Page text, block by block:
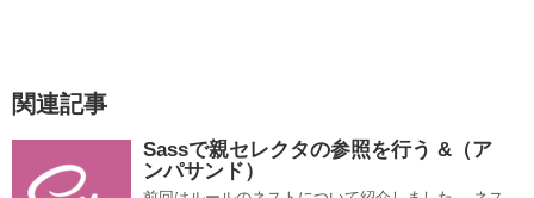
関連記事
Sassで親セレクタの参照を行う &（ア
ンパサンド）